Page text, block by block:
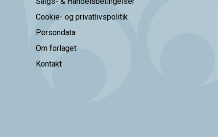
Cookie- og privatlivspolitik
Persondata
Om forlaget
Kontakt